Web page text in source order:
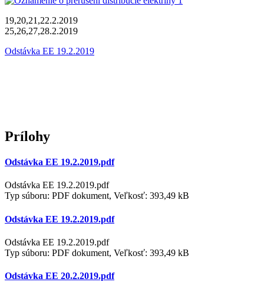
19,20,21,22.2.2019
25,26,27,28.2.2019
Odstávka EE 19.2.2019
Prílohy
Odstávka EE 19.2.2019.pdf
Odstávka EE 19.2.2019.pdf
Typ súboru: PDF dokument, Veľkosť: 393,49 kB
Odstávka EE 19.2.2019.pdf
Odstávka EE 19.2.2019.pdf
Typ súboru: PDF dokument, Veľkosť: 393,49 kB
Odstávka EE 20.2.2019.pdf